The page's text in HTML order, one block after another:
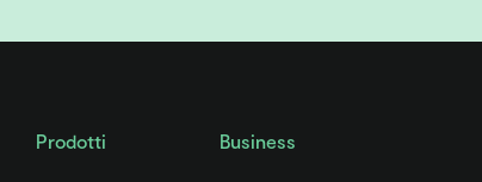
Prodotti Business